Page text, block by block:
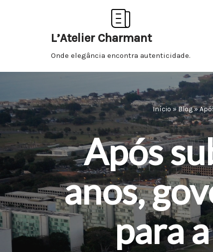
conteúdo
L’Atelier Charmant
Onde elegância encontra autenticidade.
Início »Blog»
Após
anos,
para